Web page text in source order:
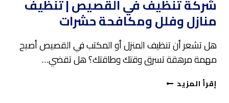
شركة تنظيف في القصيص | تنظيف
منازل وفلل ومكافحة حشرات
هل تشعر أن تنظيف المنزل أو المكتب في القصيص أصبح
مهمة مرهقة تسرق وقتك وطاقتك؟ هل تقضي…
إقرأ المزيدشركة